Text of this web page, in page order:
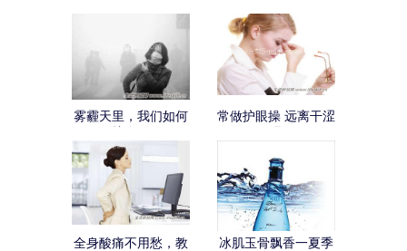
雾霾天里，我们如何
常做护眼操 远离干涩
全身酸痛不用愁，教
冰肌玉骨飘香一夏季